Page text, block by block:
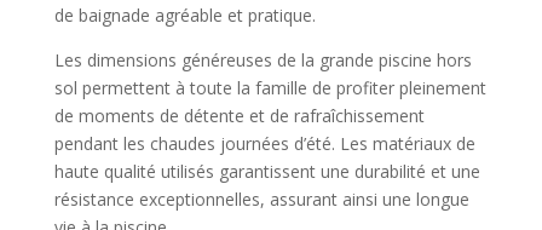
de baignade agréable et pratique.
Les dimensions généreuses de la grande piscine hors
sol permettent à toute la famille de profiter pleinement
de moments de détente et de rafraîchissement
pendant les chaudes journées d’été. Les matériaux de
haute qualité utilisés garantissent une durabilité et une
résistance exceptionnelles, assurant ainsi une longue